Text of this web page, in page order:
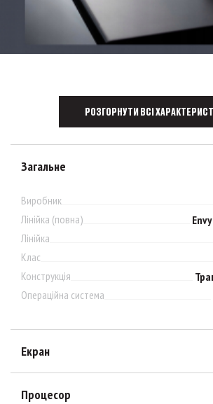
РОЗГОРНУТИ ВСІ
Загальне
Виробник
Лінійка (повна)
Лінійка
Клас
Конструкція
Операційна система
Екран
Процесор